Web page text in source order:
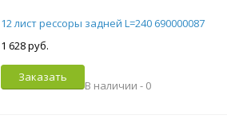
12 лист рессоры задней L=240 690000087
1 628 руб.
Заказать
В наличии - 0